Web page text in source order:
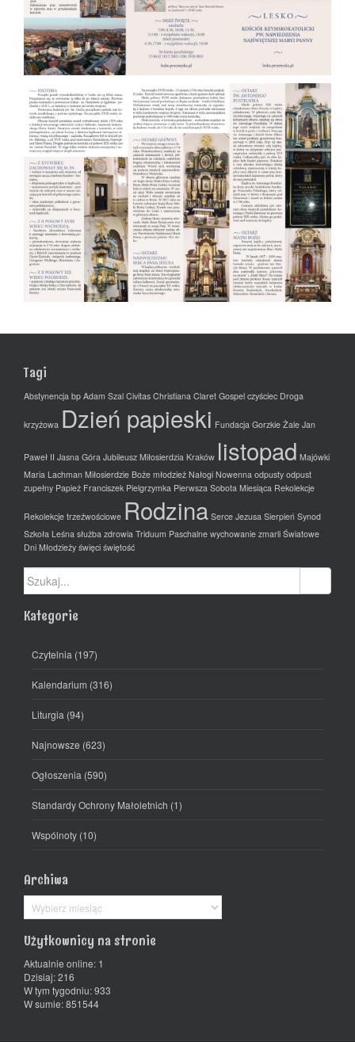
Tagi
Abstynencja bp Adam Szal Civitas Christiana Claret Gospel czyściec Droga
krzyżowa Dzień papieski Fundacja Gorzkie Żale Jan
Paweł II Jasna Góra Jubileusz Miłosierdzia Kraków listopad Majówki
Maria Lachman Miłosierdzie Boże młodzież Nałogi Nowenna odpusty odpust
zupełny Papież Franciszek Pielgrzymka Pierwsza Sobota Miesiąca Rekolekcje
Rekolekcje trzeźwościowe Rodzina Serce Jezusa Sierpień Synod
Szkoła Leśna służba zdrowia Triduum Paschalne wychowanie zmarli Światowe
Dni Młodzieży święci świętość
Szukaj:
Kategorie
Czytelnia (197)
Kalendarium (316)
Liturgia (94)
Najnowsze (623)
Ogłoszenia (590)
Standardy Ochrony Małoletnich (1)
Wspólnoty (10)
Archiwa
Użytkownicy na stronie
Aktualnie online: 1
Dzisiaj: 216
W tym tygodniu: 933
W sumie: 851544